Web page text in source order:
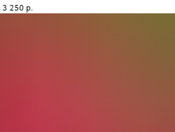
3 250 р.